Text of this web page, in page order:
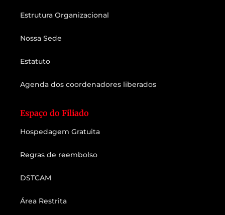
Estrutura Organizacional
Nossa Sede
Estatuto
Agenda dos coordenadores liberados
Espaço do Filiado
Hospedagem Gratuita
Regras de reembolso
DSTCAM
Área Restrita